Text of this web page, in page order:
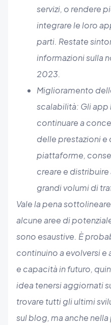
servizi, o rendere
integrare le loro
parti. Restate
informazioni sulla
2023.
Miglioramento
scalabilità: Gli
continuare a
delle prestazioni
piattaforme,
creare e
grandi volumi di
Vale la pena
alcune aree di
sono esaustive. È
continuino a evolversi e
e capacità in futuro,
idea tenersi aggiornati
trovare tutti gli ultimi
sul blog, ma anche